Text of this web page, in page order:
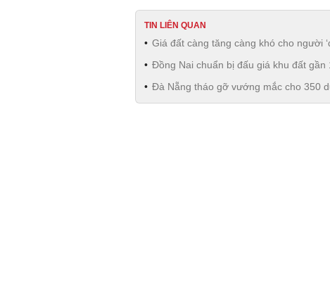
TIN LIÊN QUAN
Giá đất càng tăng càng khó cho người
Đồng Nai chuẩn bị đấu giá khu đất
Đà Nẵng tháo gỡ vướng mắc cho 350